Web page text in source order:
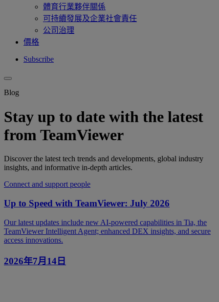
體育行業夥伴關係
可持續發展及企業社會責任
公司治理
價格
Subscribe
Blog
Stay up to date with the latest
from TeamViewer
Discover the latest tech trends and developments, global industry
insights, and informative in-depth articles.
Connect and support people
Up to Speed with TeamViewer: July 2026
Our latest updates include new AI-powered capabilities in Tia, the
TeamViewer Intelligent Agent; enhanced DEX insights, and secure
access innovations.
2026年7月14日